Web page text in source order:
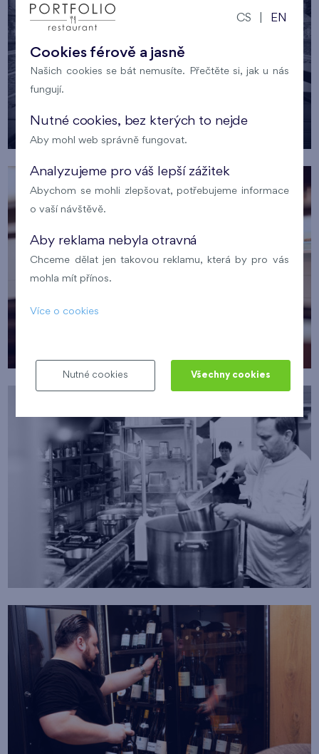
CS EN
Cookies férově a jasně
Našich cookies se bát nemusíte. Přečtěte si, jak u nás
fungují.
Nutné cookies, bez kterých to nejde
Aby mohl web správně fungovat.
Analyzujeme pro váš lepší zážitek
Abychom se mohli zlepšovat, potřebujeme informace
o vaší návštěvě.
Aby reklama nebyla otravná
Chceme dělat jen takovou reklamu, která by pro vás
mohla mít přínos.
Více o cookies
Nutné cookies Všechny cookies